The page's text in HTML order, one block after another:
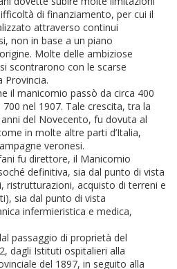
di finanziamento, per cui il
attraverso continui
non in base a un piano
Molte delle ambiziose
scontrarono con le scarse
Provincia.
il manicomio passò da circa 400
nel 1907. Tale crescita, tra la
del Novecento, fu dovuta al
in molte altre parti d’Italia,
veronesi.
fu direttore, il Manicomio
definitiva, sia dal punto di vista
ristrutturazioni, acquisto di terreni e
sia dal punto di vista
infermieristica e medica,
passaggio di proprietà del
dagli Istituti ospitalieri alla
del 1897, in seguito alla